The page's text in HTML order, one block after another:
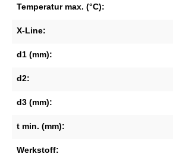
Temperatur max. (°C):
X-Line:
d1 (mm):
d2:
d3 (mm):
t min. (mm):
Werkstoff: